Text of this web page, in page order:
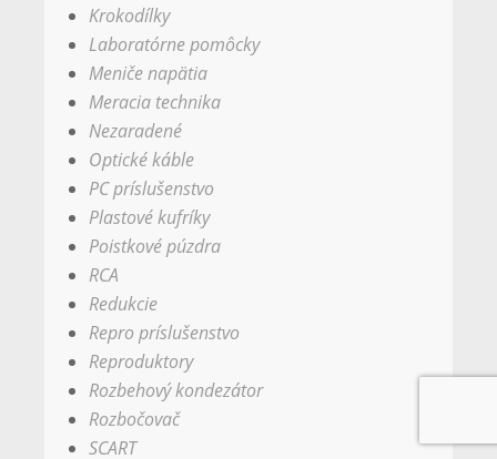
Krokodílky
Laboratórne pomôcky
Meniče napätia
Meracia technika
Nezaradené
Optické káble
PC príslušenstvo
Plastové kufríky
Poistkové púzdra
RCA
Redukcie
Repro príslušenstvo
Reproduktory
Rozbehový kondezátor
Rozbočovač
SCART